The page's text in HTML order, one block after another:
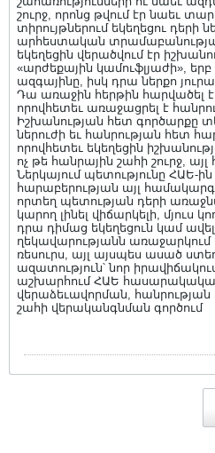
շուրջ, որոնց թվում էր նաեւ
տիրույթներում եկեղեցու դերի
արհեստական
եկեղեցին վերածվում էր
«արժեքային կամուֆլյաժի»,
ազգայինը, իսկ դրա ներքո
Դա առաջին հերթին հարվածել է
որովհետեւ առաջացրել է
Իշխանության հետ գործարքը
ներուժի եւ հանրության հետ
որովհետեւ եկեղեցին
ոչ թե հանրային շահի շուրջ,
Ներկայում պետությունը ՀԱԵ-
հարաբերության այլ
որտեղ պետության դերի
կարող լինել վիճարկելի, մյուս
դրա դիմաց եկեղեցուն կամ
ղեկավարությանն առաջարկում
ռեսուրս, այլ այսպես ասած
ազատություն՝ նոր
աշխարհում ՀԱԵ
վերաձեւավորման,
շահի վերականգնման գործում